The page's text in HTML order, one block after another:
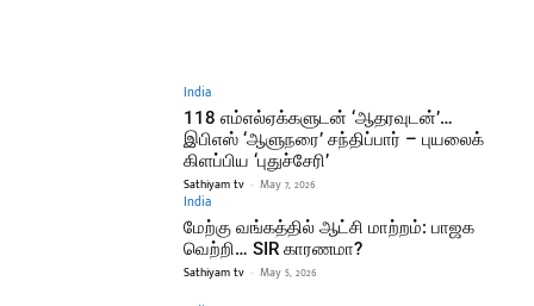
India
118 எம்எல்ஏக்களுடன் ‘ஆதரவுடன்’…
இபிஎஸ் ‘ஆளுநரை’ சந்திப்பார் – புயலைக்
கிளப்பிய ‘புதுச்சேரி’
Sathiyam tv - May 7, 2026
India
மேற்கு வங்கத்தில் ஆட்சி மாற்றம்: பாஜக
வெற்றி… SIR காரணமா?
Sathiyam tv - May 5, 2026